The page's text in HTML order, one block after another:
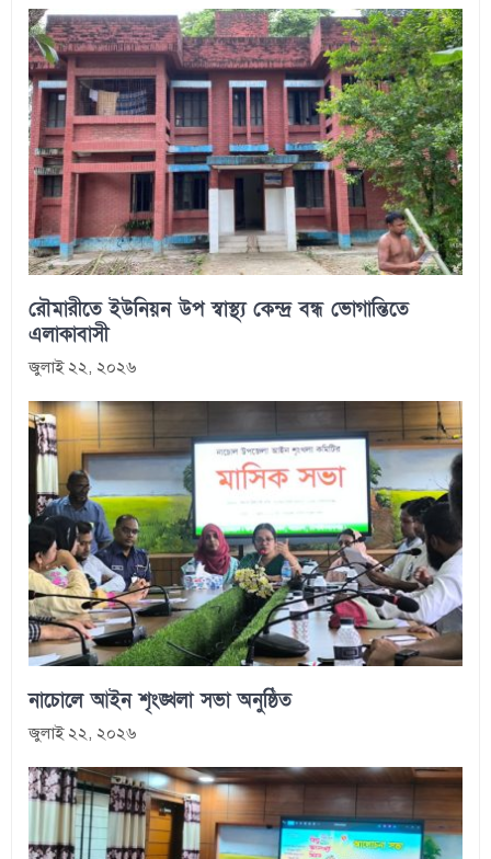
রৌমারীতে ইউনিয়ন উপ স্বাস্থ্য কেন্দ্র বন্ধ ভোগান্তিতে
এলাকাবাসী
জুলাই ২২, ২০২৬
নাচোলে আইন শৃংঙ্খলা সভা অনুষ্ঠিত
জুলাই ২২, ২০২৬